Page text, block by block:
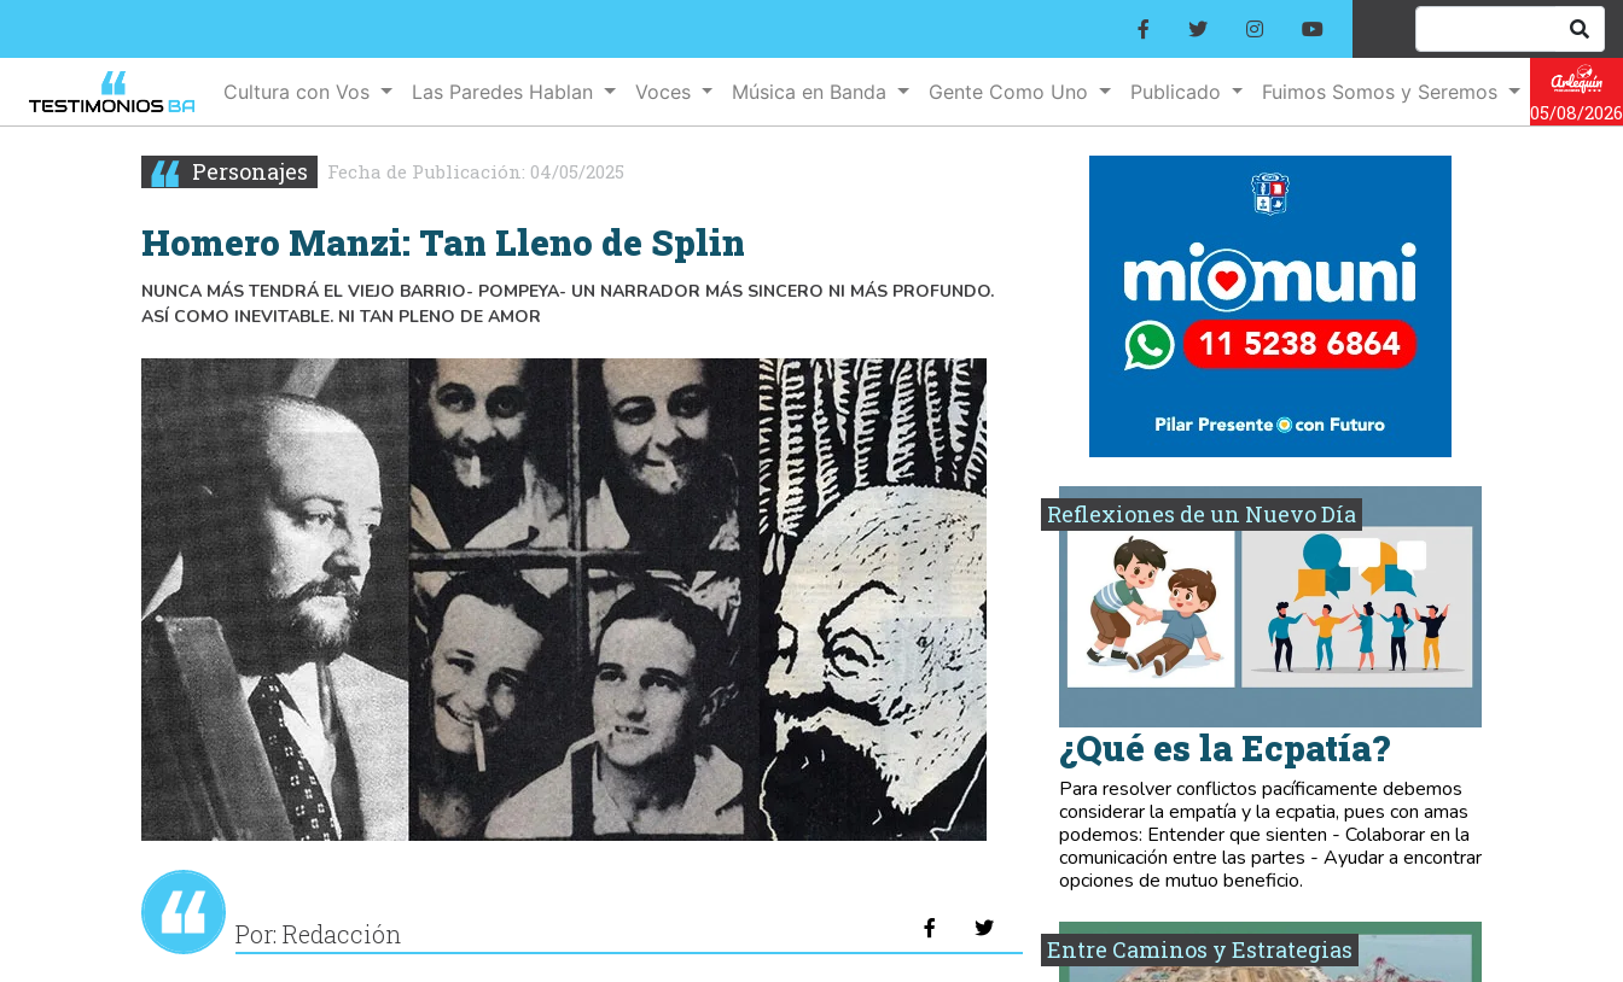
Cultura con Vos Las Paredes Hablan Voces Música en Banda Gente Como Uno Publicado
Fuimos Somos y Seremos
05/08/2026
Personajes Fecha de Publicación: 04/05/2025
Homero Manzi: Tan Lleno de Splin
NUNCA MÁS TENDRÁ EL VIEJO BARRIO- POMPEYA- UN NARRADOR MÁS SINCERO NI MÁS PROFUNDO.
ASÍ COMO INEVITABLE. NI TAN PLENO DE AMOR
Por: Redacción
Reflexiones de un Nuevo Día
¿Qué es la Ecpatía?
Para resolver conflictos pacíficamente debemos
considerar la empatía y la ecpatia, pues con amas
podemos: Entender que sienten - Colaborar en la
comunicación entre las partes - Ayudar a encontrar
opciones de mutuo beneficio.
Entre Caminos y Estrategias